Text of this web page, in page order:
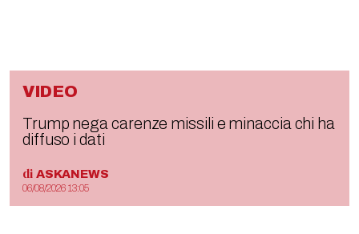
VIDEO
Trump nega carenze missili e minaccia chi ha
diffuso i dati
di ASKANEWS
06/08/2026 13:05